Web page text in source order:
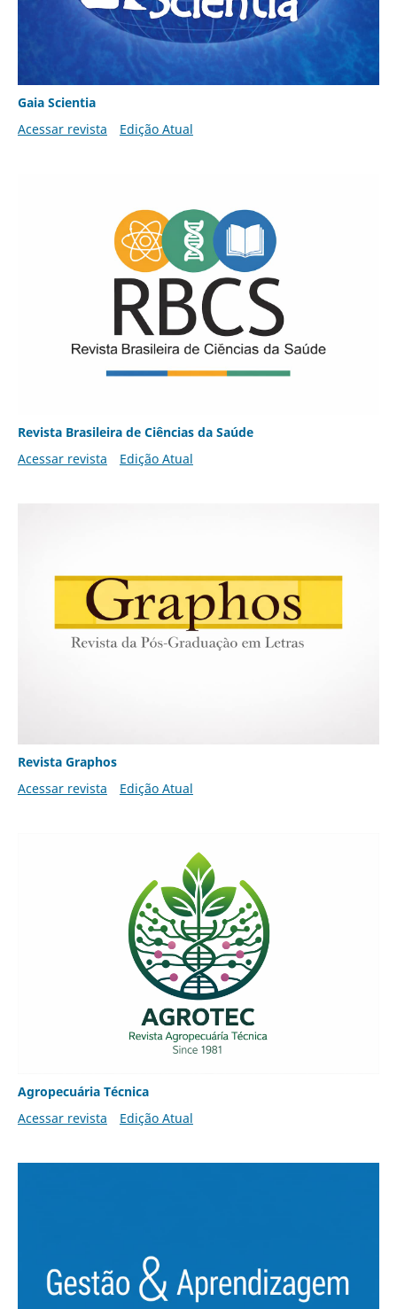
Gaia Scientia
Acessar revista
Edição Atual
Revista Brasileira de Ciências da Saúde
Acessar revista
Edição Atual
Revista Graphos
Acessar revista
Edição Atual
Agropecuária Técnica
Acessar revista
Edição Atual